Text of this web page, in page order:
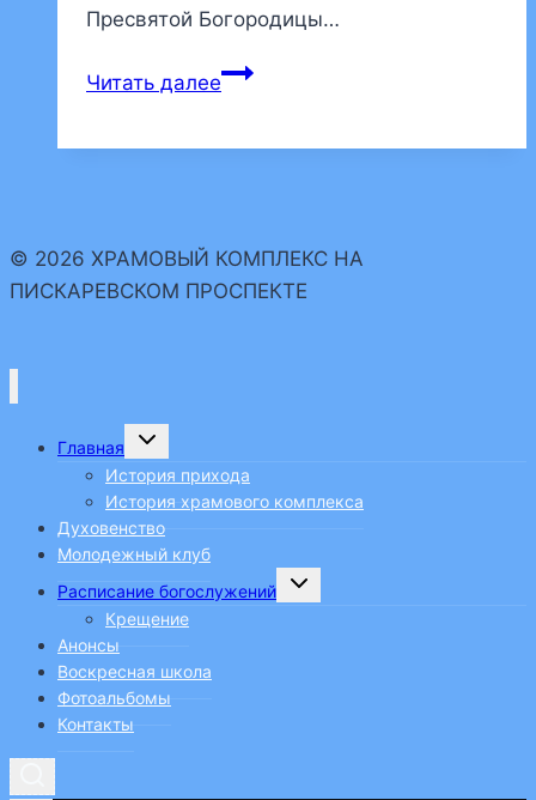
Пресвятой Богородицы…
Читать далееВ
Первозванного
наш
Ангела
© 2026 ХРАМОВЫЙ КОМПЛЕКС НА
ПИСКАРЕВСКОМ ПРОСПЕКТЕ
Главная
Переключить
меню
История прихода
История храмового комплекса
Духовенство
Молодежный клуб
Расписание богослужений
Переключить
Крещение
Анонсы
Воскресная школа
Фотоальбомы
Контакты